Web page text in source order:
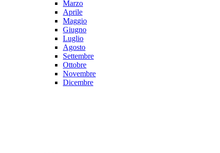
Marzo
Aprile
Maggio
Giugno
Luglio
Agosto
Settembre
Ottobre
Novembre
Dicembre